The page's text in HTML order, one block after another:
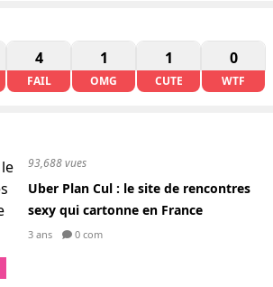
4
FAIL
1
OMG
1
CUTE
0
WTF
93,688 vues
Uber Plan Cul : le site de rencontres
sexy qui cartonne en France
3 ans 0 com